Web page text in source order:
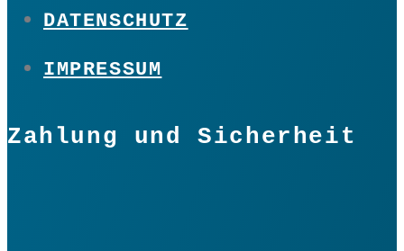
DATENSCHUTZ
IMPRESSUM
Zahlung und Sicherheit